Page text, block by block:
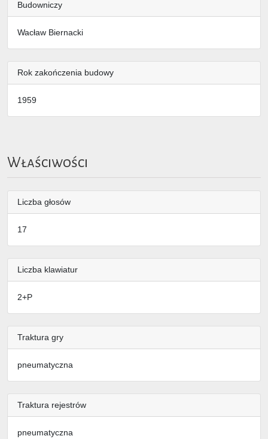
Budowniczy
Wacław Biernacki
Rok zakończenia budowy
1959
Właściwości
Liczba głosów
17
Liczba klawiatur
2+P
Traktura gry
pneumatyczna
Traktura rejestrów
pneumatyczna